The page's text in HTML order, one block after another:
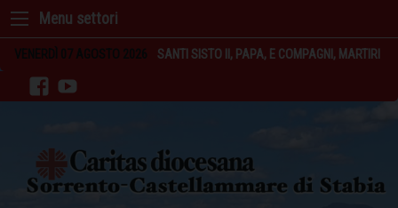
Skip
content
VENERDÌ 07 AGOSTO 2026 SANTI SISTO II, PAPA, E COMPAGNI, MARTIRI
facebookyoutube